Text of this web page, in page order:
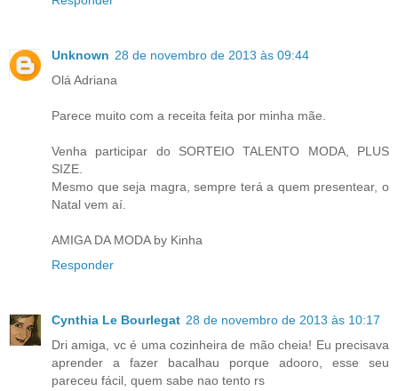
Unknown 28 de novembro de 2013 às 09:44
Olá Adriana
Parece muito com a receita feita por minha mãe.
Venha participar do SORTEIO TALENTO MODA, PLUS
SIZE.
Mesmo que seja magra, sempre terá a quem presentear, o
Natal vem aí.
AMIGA DA MODA by Kinha
Responder
Cynthia Le Bourlegat 28 de novembro de 2013 às 10:17
Dri amiga, vc é uma cozinheira de mão cheia! Eu precisava
aprender a fazer bacalhau porque adooro, esse seu
pareceu fácil, quem sabe nao tento rs